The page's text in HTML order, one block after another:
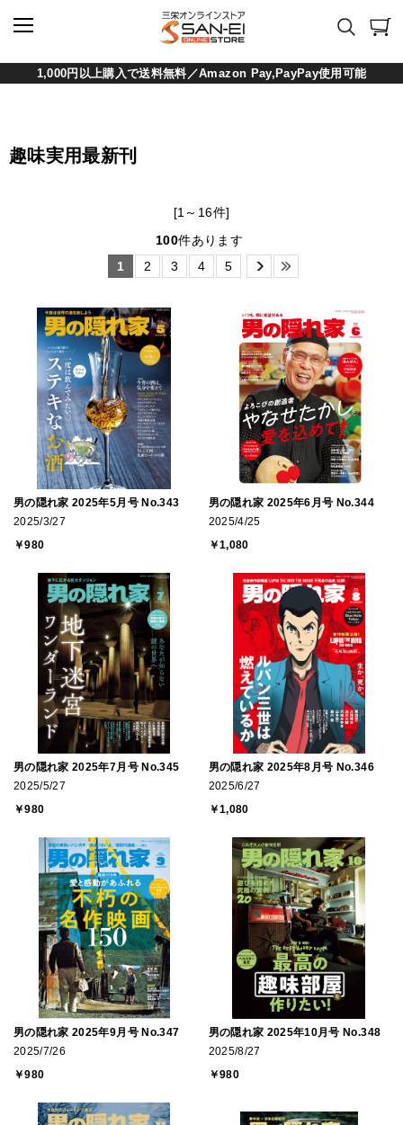
1,000円以上購入で送料無料／Amazon Pay,PayPay使用可能
趣味実用最新刊
[1～16件]
100件あります
1
2 3 4 5
男の隠れ家 2025年5月号 No.343
2025/3/27
￥980
男の隠れ家 2025年6月号 No.344
2025/4/25
￥1,080
男の隠れ家 2025年7月号 No.345
2025/5/27
￥980
男の隠れ家 2025年8月号 No.346
2025/6/27
￥1,080
男の隠れ家 2025年9月号 No.347
2025/7/26
￥980
男の隠れ家 2025年10月号 No.348
2025/8/27
￥980